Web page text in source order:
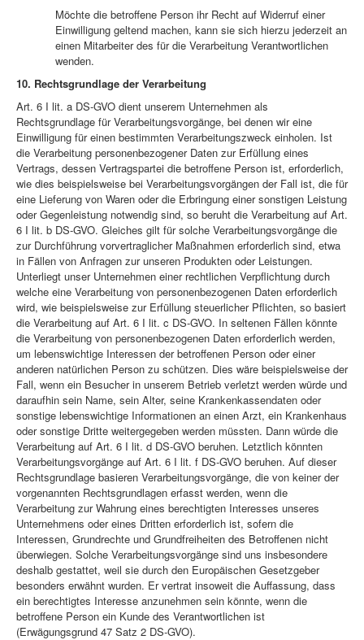
Möchte die betroffene Person ihr Recht auf Widerruf einer
Einwilligung geltend machen, kann sie sich hierzu jederzeit an
einen Mitarbeiter des für die Verarbeitung Verantwortlichen
wenden.
10. Rechtsgrundlage der Verarbeitung
Art. 6 I lit. a DS-GVO dient unserem Unternehmen als
Rechtsgrundlage für Verarbeitungsvorgänge, bei denen wir eine
Einwilligung für einen bestimmten Verarbeitungszweck einholen. Ist
die Verarbeitung personenbezogener Daten zur Erfüllung eines
Vertrags, dessen Vertragspartei die betroffene Person ist, erforderlich,
wie dies beispielsweise bei Verarbeitungsvorgängen der Fall ist, die für
eine Lieferung von Waren oder die Erbringung einer sonstigen Leistung
oder Gegenleistung notwendig sind, so beruht die Verarbeitung auf Art.
6 I lit. b DS-GVO. Gleiches gilt für solche Verarbeitungsvorgänge die
zur Durchführung vorvertraglicher Maßnahmen erforderlich sind, etwa
in Fällen von Anfragen zur unseren Produkten oder Leistungen.
Unterliegt unser Unternehmen einer rechtlichen Verpflichtung durch
welche eine Verarbeitung von personenbezogenen Daten erforderlich
wird, wie beispielsweise zur Erfüllung steuerlicher Pflichten, so basiert
die Verarbeitung auf Art. 6 I lit. c DS-GVO. In seltenen Fällen könnte
die Verarbeitung von personenbezogenen Daten erforderlich werden,
um lebenswichtige Interessen der betroffenen Person oder einer
anderen natürlichen Person zu schützen. Dies wäre beispielsweise der
Fall, wenn ein Besucher in unserem Betrieb verletzt werden würde und
daraufhin sein Name, sein Alter, seine Krankenkassendaten oder
sonstige lebenswichtige Informationen an einen Arzt, ein Krankenhaus
oder sonstige Dritte weitergegeben werden müssten. Dann würde die
Verarbeitung auf Art. 6 I lit. d DS-GVO beruhen. Letztlich könnten
Verarbeitungsvorgänge auf Art. 6 I lit. f DS-GVO beruhen. Auf dieser
Rechtsgrundlage basieren Verarbeitungsvorgänge, die von keiner der
vorgenannten Rechtsgrundlagen erfasst werden, wenn die
Verarbeitung zur Wahrung eines berechtigten Interesses unseres
Unternehmens oder eines Dritten erforderlich ist, sofern die
Interessen, Grundrechte und Grundfreiheiten des Betroffenen nicht
überwiegen. Solche Verarbeitungsvorgänge sind uns insbesondere
deshalb gestattet, weil sie durch den Europäischen Gesetzgeber
besonders erwähnt wurden. Er vertrat insoweit die Auffassung, dass
ein berechtigtes Interesse anzunehmen sein könnte, wenn die
betroffene Person ein Kunde des Verantwortlichen ist
(Erwägungsgrund 47 Satz 2 DS-GVO).